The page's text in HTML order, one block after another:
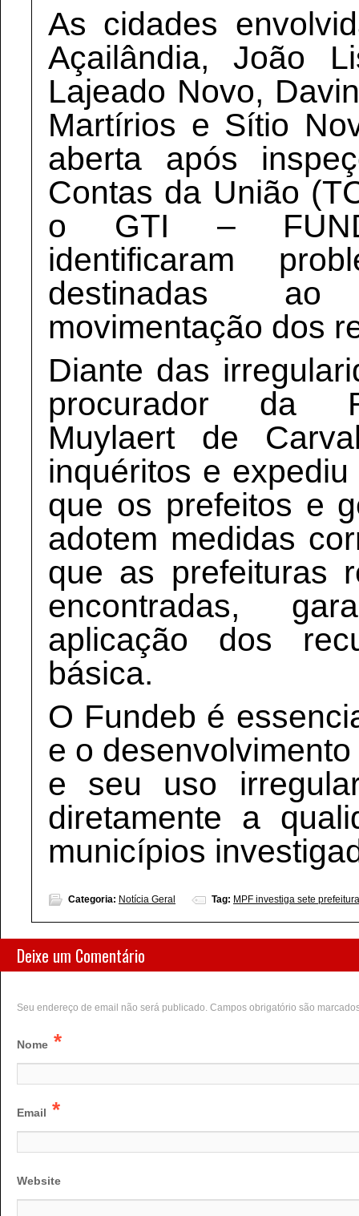
As cidades
Açailândia, João
Lajeado Novo,
Martírios e Sítio
aberta após
Contas da União
o GTI –
identificaram
destinadas
movimentação dos
Diante das
procurador da
Muylaert de
inquéritos e
que os prefeitos e
adotem medidas
que as prefeituras
encontradas,
aplicação dos
básica.
O Fundeb é
e o
e seu uso
diretamente a
municípios
Categoria: Notícia Geral Tag: MPF investiga sete
Deixe um Comentário
Seu endereço de email não será publicado. Campos obrigatório são
Nome *
Email *
Website